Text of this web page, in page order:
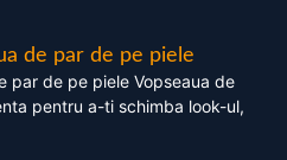
de par de pe piele
par de pe piele Vopseaua de
pentru a-ti schimba look-ul,